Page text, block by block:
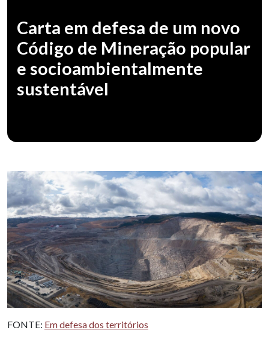
Carta em defesa de um novo
Código de Mineração popular
e socioambientalmente
sustentável
FONTE: Em defesa dos territórios